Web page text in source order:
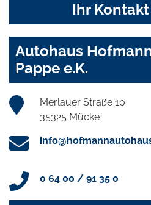
Ihr
Autohaus
Pappe e.K.
Merlauer Straße 10
35325 Mücke
0 64 00 / 91 35 0